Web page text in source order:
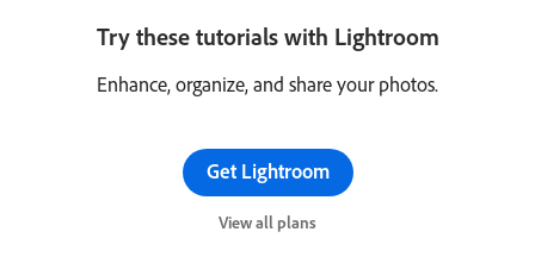
Try these tutorials with Lightroom
Enhance, organize, and share your photos.
Get Lightroom
View all plans